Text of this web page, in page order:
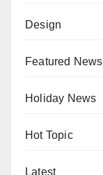
Design
Featured News
Holiday News
Hot Topic
Latest